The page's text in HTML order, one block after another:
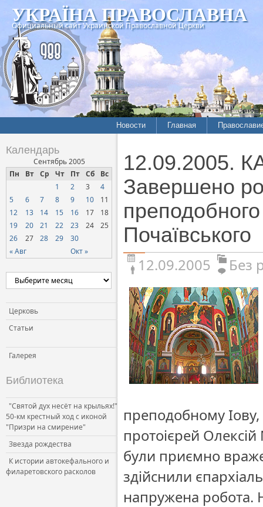
УКРАЇНА ПРАВОСЛАВНА
Официальный сайт Украинской Православной Церкви
Новости Главная
Календарь
Сентябрь 2005
Пн
Вт Ср Чт Пт Сб Вс
« Авг Окт »
1 2 3
4
5
6 7 8 9 10
11
12
13 14 15 16 17
18
19
20 21 22 23 24
25
26
27 28 29 30
Церковь
Статьи
Галерея
Библиотека
"Святой дух несёт на крыльях!"
50-км крестный ход с иконой
"Призри на смирение"
Звезда рождества
К истории автокефального и
филаретовского расколов
12.09.2005.
Завершено
преподобного
Почаївського
12.09.2005 Без
преподобному Іову,
протоієрей
були приємно
здійснили
напружена робота.